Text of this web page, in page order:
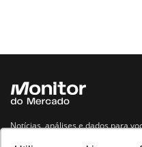
Notícias, análises e dados para